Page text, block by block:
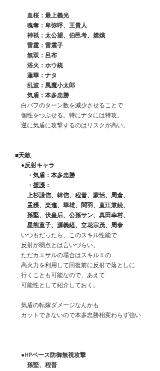
血桜：最上義光
魂奪：卑弥呼、王貴人
神祇：太公望、伯邑考、嫦娥
雷霆：雷震子
無双：呂布
浴火：ホウ統
蓮華：ナタ
乱波：風魔小太郎
気盾：本多忠勝
白バフのターン数を減少させることで
個性をつぶせる。特にナタには特攻。
逆に気盾に攻撃するのはリスクが高い。
■天敵
●反射キャラ
・気盾：本多忠勝
・援護：
上杉謙信、韓信、程普、蒙恬、周倉、
孟獲、楽進、華雄、関羽、直江兼続、
孫堅、伏皇后、公孫サン、真田幸村、
星熊童子、源義経、立花宗茂、周泰
いつもだったら、このスキル性能で
反射が弱点とは言いづらい。
ただカエサルの場合はスキル１の
高火力を利用して回復前に反射で落としに
行くことも可能なので、あえて
可能性として紹介しておく。
気盾の転嫁ダメージなんかも
カットできないので本多忠勝相変わらず強い
●HPベース防御無視攻撃
孫堅、程普